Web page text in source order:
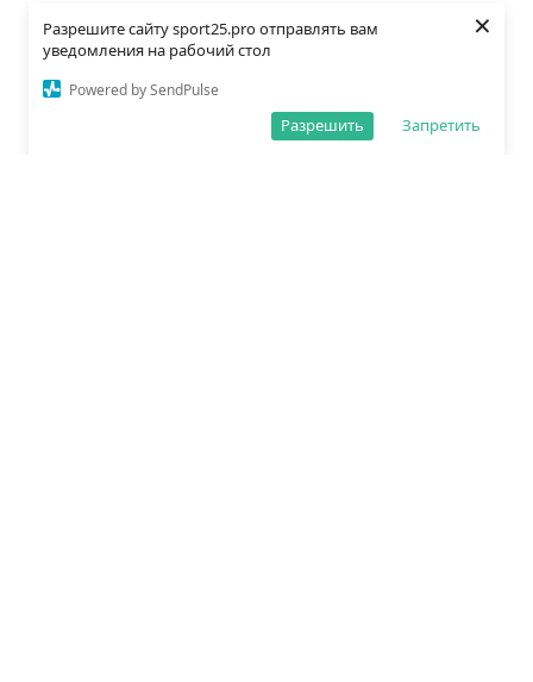
Разрешите сайту sport25.pro отправлять вам
уведомления на рабочий стол
Powered by SendPulse
Запретить
Разрешить
×